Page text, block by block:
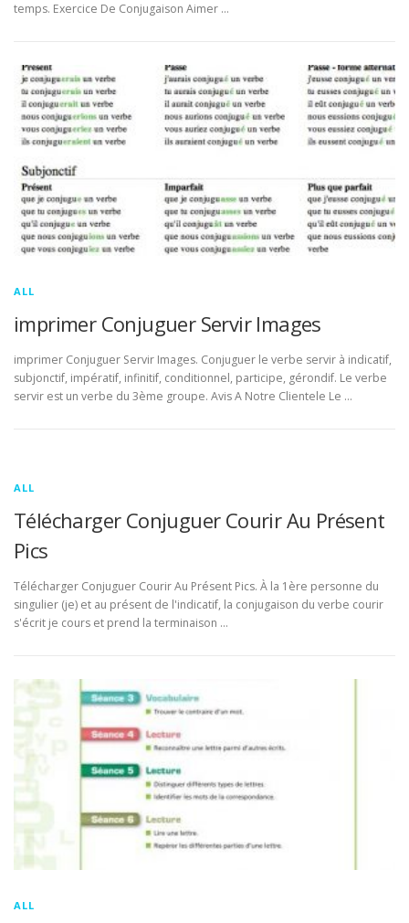
temps. Exercice De Conjugaison Aimer …
ALL
imprimer Conjuguer Servir Images
imprimer Conjuguer Servir Images. Conjuguer le verbe servir à indicatif,
subjonctif, impératif, infinitif, conditionnel, participe, gérondif. Le verbe
servir est un verbe du 3ème groupe. Avis A Notre Clientele Le …
ALL
Télécharger Conjuguer Courir Au Présent
Pics
Télécharger Conjuguer Courir Au Présent Pics. À la 1ère personne du
singulier (je) et au présent de l'indicatif, la conjugaison du verbe courir
s'écrit je cours et prend la terminaison …
ALL